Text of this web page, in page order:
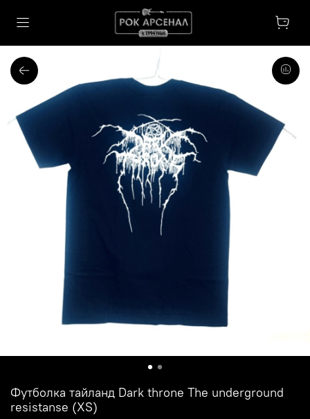
Футболка тайланд Dark throne The underground
resistanse (XS)